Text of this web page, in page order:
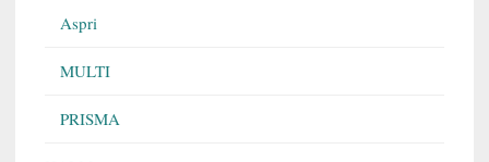
Aspri
MULTI
PRISMA